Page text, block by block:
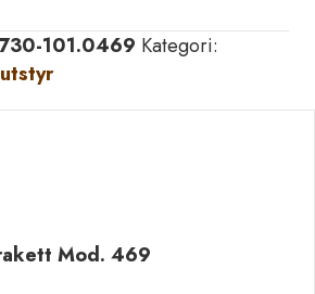
730-101.0469 Kategori:
Mod. 469